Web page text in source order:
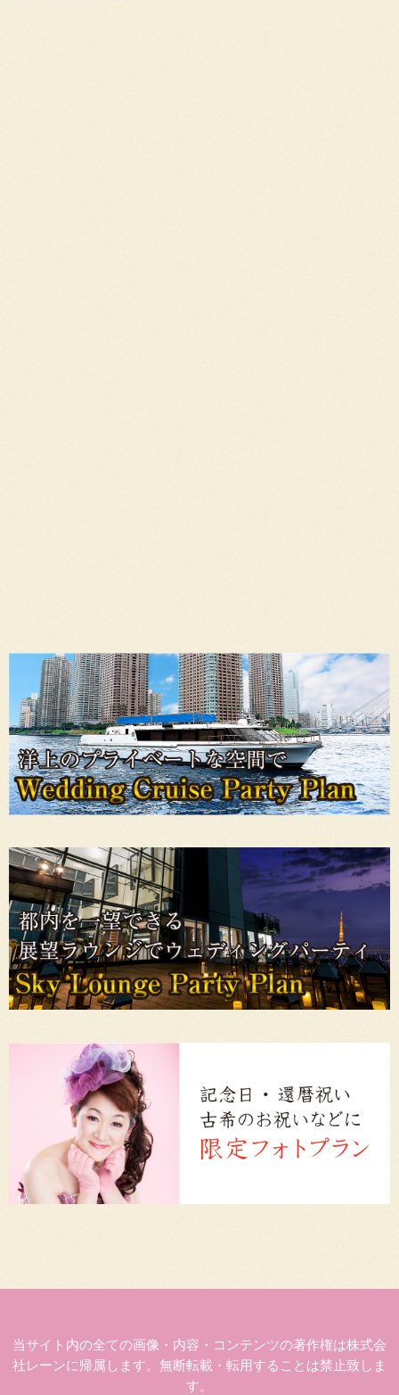
当サイト内の全ての画像・内容・コンテンツの著作権は株式会
社レーンに帰属します。無断転載・転用することは禁止致しま
す。